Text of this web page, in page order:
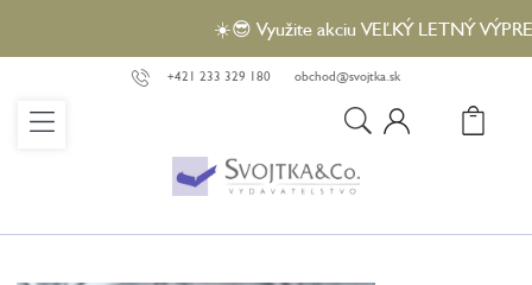
obsah
☀️😎 Využite akciu VEĽKÝ LETNÝ
+421 233 329 180 obchod@svojtka.sk